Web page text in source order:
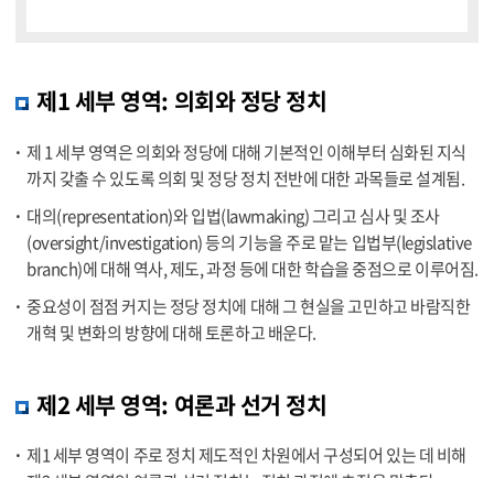
제1 세부 영역: 의회와 정당 정치
제 1 세부 영역은 의회와 정당에 대해 기본적인 이해부터 심화된 지식
까지 갖출 수 있도록 의회 및 정당 정치 전반에 대한 과목들로 설계됨.
대의(representation)와 입법(lawmaking) 그리고 심사 및 조사
(oversight/investigation) 등의 기능을 주로 맡는 입법부(legislative
branch)에 대해 역사, 제도, 과정 등에 대한 학습을 중점으로 이루어짐.
중요성이 점점 커지는 정당 정치에 대해 그 현실을 고민하고 바람직한
개혁 및 변화의 방향에 대해 토론하고 배운다.
제2 세부 영역: 여론과 선거 정치
제1 세부 영역이 주로 정치 제도적인 차원에서 구성되어 있는 데 비해